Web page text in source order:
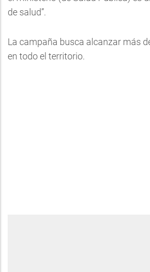
de salud”.
La campaña busca alcanzar más
en todo el territorio.